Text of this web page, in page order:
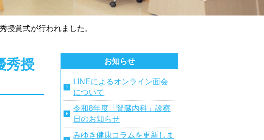
授賞式が行われました。
秀授
お知らせ
LINEによるオンライン面会
について
令和8年度「腎臓内科」診察
日のお知らせ
みゆき健康コラムを更新しま